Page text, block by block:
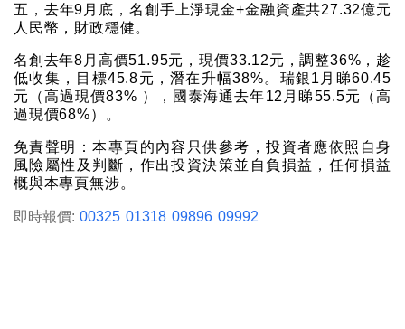
五，去年9月底，名創手上淨現金+金融資產共27.32億元
人民幣，財政穩健。
名創去年8月高價51.95元，現價33.12元，調整36%，趁
低收集，目標45.8元，潛在升幅38%。瑞銀1月睇60.45
元（高過現價83% ），國泰海通去年12月睇55.5元（高
過現價68%）。
免責聲明：本專頁的內容只供參考，投資者應依照自身
風險屬性及判斷，作出投資決策並自負損益，任何損益
概與本專頁無涉。
即時報價: 00325 01318 09896 09992